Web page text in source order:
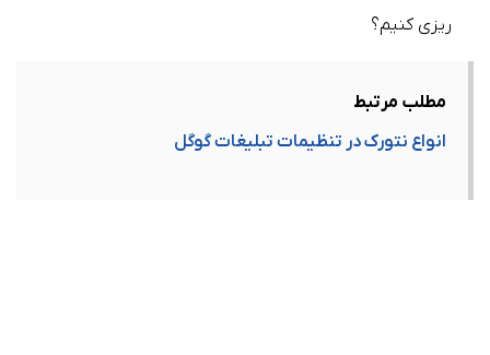
ریزی کنیم؟
مطلب مرتبط
انواع نتورک در تنظیمات تبلیغات گوگل